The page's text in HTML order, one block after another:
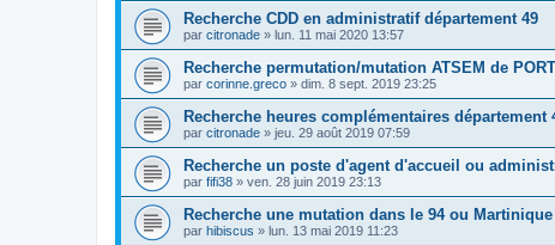
Recherche CDD en administratif département 49
par citronade » lun. 11 mai 2020 13:57
Recherche permutation/mutation ATSEM de
par corinne.greco » dim. 8 sept. 2019 23:25
Recherche heures complémentaires département
par citronade » jeu. 29 août 2019 07:59
Recherche un poste d'agent d'accueil ou
par fifi38 » ven. 28 juin 2019 23:13
Recherche une mutation dans le 94 ou Martinique
par hibiscus » lun. 13 mai 2019 11:23